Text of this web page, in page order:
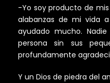
-Yo soy producto de
alabanzas de mi vida
ayudado mucho.
persona sin sus
profundamente
Y un Dios de piedra del